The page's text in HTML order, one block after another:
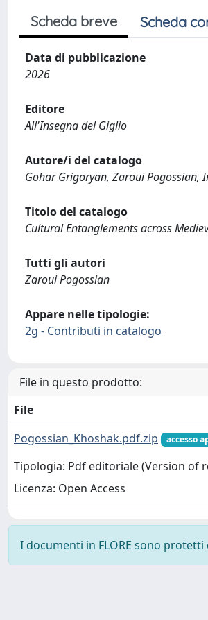
Scheda breve Scheda
Data di pubblicazione
2026
Editore
All'Insegna del Giglio
Autore/i del catalogo
Gohar Grigoryan, Zaroui Pogossian,
Titolo del catalogo
Cultural Entanglements across
Tutti gli autori
Zaroui Pogossian
Appare nelle tipologie:
2g - Contributi in catalogo
File in questo prodotto:
File
Pogossian_Khoshak.pdf.zip
accesso
Tipologia: Pdf editoriale (Version of
Licenza: Open Access
I documenti in FLORE sono